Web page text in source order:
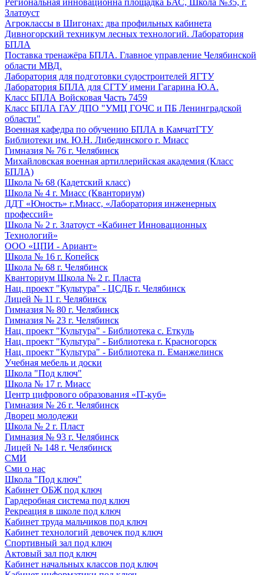
Региональная инновационна площадка БАС, Школа №35, г.
Златоуст
Агроклассы в Шигонах: два профильных кабинета
Дивногорский техникум лесных технологий. Лаборатория
БПЛА
Поставка тренажёра БПЛА. Главное управление Челябинской
области МВД.
Лаборатория для подготовки судостроителей ЯГТУ
Лаборатория БПЛА для СГТУ имени Гагарина Ю.А.
Класс БПЛА Войсковая Часть 7459
Класс БПЛА ГАУ ДПО "УМЦ ГОЧС и ПБ Ленинградской
области"
Военная кафедра по обучению БПЛА в КамчатГТУ
Библиотеки им. Ю.Н. Либединского г. Миасс
Гимназия № 76 г. Челябинск
Михайловская военная артиллерийская академия (Класс
БПЛА)
Школа № 68 (Кадетский класс)
Школа № 4 г. Миасс (Кванториум)
ДДТ «Юность» г.Миасс, «Лаборатория инженерных
профессий»
Школа № 2 г. Златоуст «Кабинет Инновационных
Технологий»
ООО «ЦПИ - Ариант»
Школа № 16 г. Копейск
Школа № 68 г. Челябинск
Кванториум Школа № 2 г. Пласта
Нац. проект "Культура" - ЦСДБ г. Челябинск
Лицей № 11 г. Челябинск
Гимназия № 80 г. Челябинск
Гимназия № 23 г. Челябинск
Нац. проект "Культура" - Библиотека с. Еткуль
Нац. проект "Культура" - Библиотека г. Красногорск
Нац. проект "Культура" - Библиотека п. Еманжелинск
Учебная мебель и доски
Школа "Под ключ"
Школа № 17 г. Миасс
Центр цифрового образования «IT-куб»
Гимназия № 26 г. Челябинск
Дворец молодежи
Школа № 2 г. Пласт
Гимназия № 93 г. Челябинск
Лицей № 148 г. Челябинск
СМИ
Сми о нас
Школа "Под ключ"
Кабинет ОБЖ под ключ
Гардеробная система под ключ
Рекреация в школе под ключ
Кабинет труда мальчиков под ключ
Кабинет технологий девочек под ключ
Спортивный зал под ключ
Актовый зал под ключ
Кабинет начальных классов под ключ